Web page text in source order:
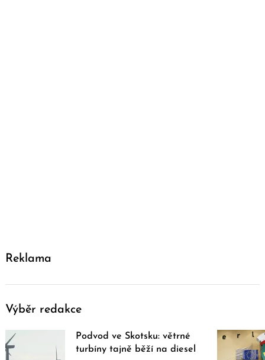
Reklama
Výběr redakce
Podvod ve Skotsku: větrné
turbíny tajně běží na diesel